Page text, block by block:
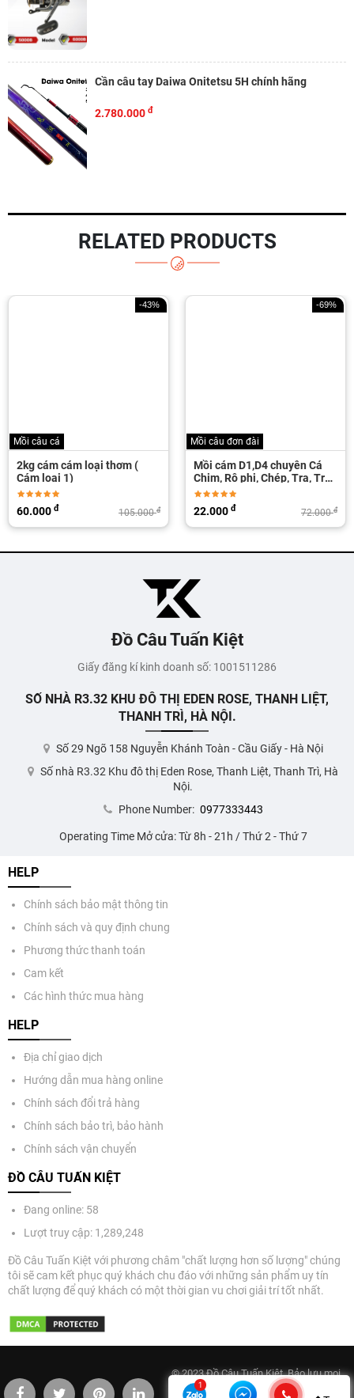
Cần câu tay Daiwa Onitetsu 5H chính hãng
2.780.000 đ
RELATED PRODUCTS
-43%
Mồi câu cá
2kg cám cám loại thơm (
Cám loại 1)
105.000đ
60.000 đ
-69%
Mồi câu đơn đài
Mồi cám D1,D4 chuyên Cá
Chim, Rô phi, Chép, Tra, Trôi,
Trắm...
72.000đ
22.000 đ
Đồ Câu Tuấn Kiệt
Giấy đăng kí kinh doanh số: 1001511286
SỐ NHÀ R3.32 KHU ĐÔ THỊ EDEN ROSE, THANH LIỆT,
THANH TRÌ, HÀ NỘI.
Số 29 Ngõ 158 Nguyễn Khánh Toàn - Cầu Giấy - Hà Nội
Số nhà R3.32 Khu đô thị Eden Rose, Thanh Liệt, Thanh Trì, Hà
Nội.
Phone Number: 0977333443
Operating Time Mở cửa: Từ 8h - 21h / Thứ 2 - Thứ 7
HELP
Chính sách bảo mật thông tin
Chính sách và quy định chung
Phương thức thanh toán
Cam kết
Các hình thức mua hàng
HELP
Địa chỉ giao dịch
Hướng dẫn mua hàng online
Chính sách đổi trả hàng
Chính sách bảo trì, bảo hành
Chính sách vận chuyển
ĐỒ CÂU TUẤN KIỆT
Đang online: 58
Lượt truy cập: 1,289,248
Đồ Câu Tuấn Kiệt với phương châm "chất lượng hơn số lượng" chúng
tôi sẽ cam kết phục quý khách chu đáo với những sản phẩm uy tín
chất lượng để quý khách có một thời gian vu chơi giải trí tốt nhất.
© 2023 Đồ Câu Tuấn Kiệt. Bảo lưu mọi
quyền. Điện thoại: 0977333443.